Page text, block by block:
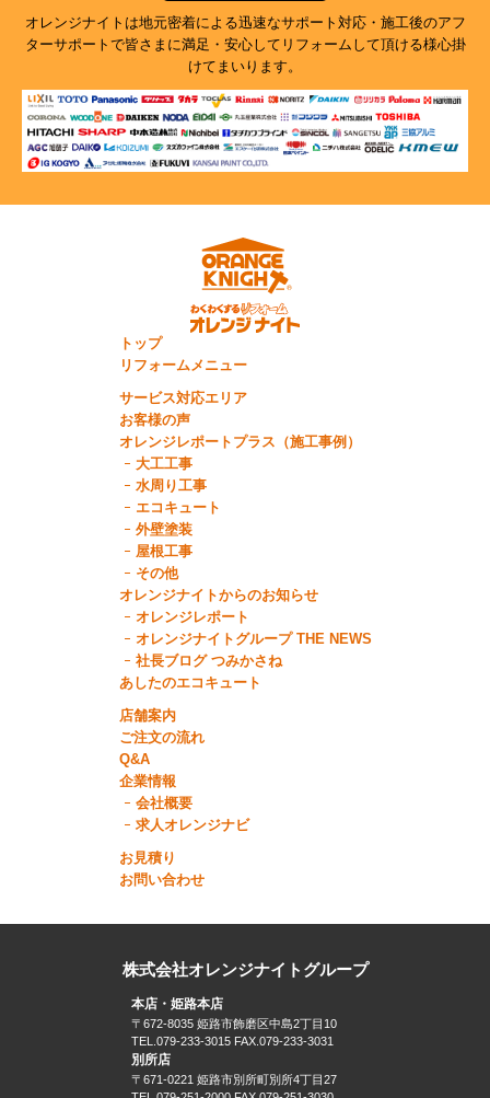
オレンジナイトは地元密着による迅速なサポート対応・施工後のアフ
ターサポートで皆さまに満足・安心してリフォームして頂ける様心掛
けてまいります。
トップ
リフォームメニュー
サービス対応エリア
お客様の声
オレンジレポートプラス（施工事例）
大工工事
水周り工事
エコキュート
外壁塗装
屋根工事
その他
オレンジナイトからのお知らせ
オレンジレポート
オレンジナイトグループ THE NEWS
社長ブログ つみかさね
あしたのエコキュート
店舗案内
ご注文の流れ
Q&A
企業情報
会社概要
求人オレンジナビ
お見積り
お問い合わせ
株式会社オレンジナイトグループ
本店・姫路本店
〒672-8035 姫路市飾磨区中島2丁目10
TEL.079-233-3015 FAX.079-233-3031
別所店
〒671-0221 姫路市別所町別所4丁目27